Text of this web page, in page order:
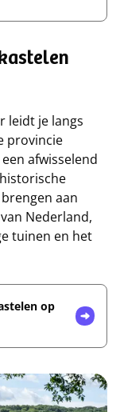
leidt je langs
provincie
afwisselend
aan
Nederland,
tuinen en het
op